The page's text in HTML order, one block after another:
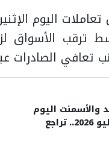
الأسواق
تعافي
والأسمنت اليوم
الإثنين 6 يوليو 2026.. تراجع